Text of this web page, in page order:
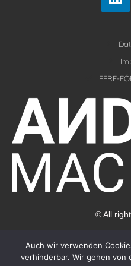
i
n
e
d
i
n
EFRE-
© All
Auch wir verwenden
verhinderbar. Wir gehen von